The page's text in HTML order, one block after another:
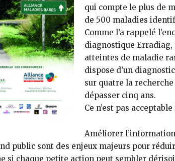
qui compte le plus de
de 500 maladies
Comme l’a rappelé
diagnostique
atteintes de maladie
dispose d’un
sur quatre la
dépasser cinq ans.
Ce n’est pas acceptable
Améliorer
public sont des enjeux majeurs pour
si chaque petite action peut sembler